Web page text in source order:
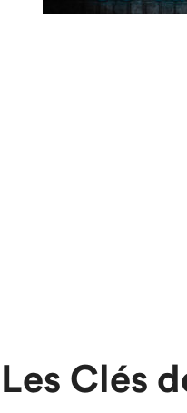
Les Clés